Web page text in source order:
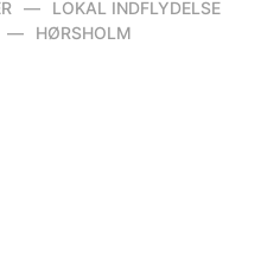
LOKAL INDFLYDELSE
HØRSHOLM